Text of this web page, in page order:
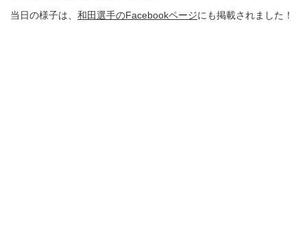
当日の様子は、 和田選手のFacebookページにも掲載されました！